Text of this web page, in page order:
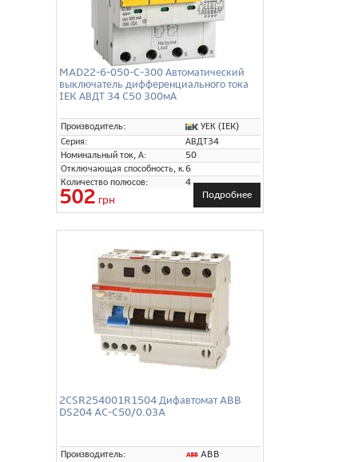
MAD22-6-050-C-300 Автоматический
выключатель дифференциального тока
IEK АВДТ 34 C50 300мА
Производитель:
УЕК (IEK)
Серия:
АВДТ34
Номинальный ток, А:
50
Отключающая способность, кА:
6
Количество полюсов:
4
502 грн Подробнее
2CSR254001R1504 Дифавтомат ABB
DS204 AC-C50/0.03A
Производитель:
ABB